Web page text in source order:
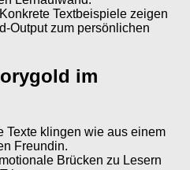
Textbeispiele zeigen
Output zum persönlichen
im
Texte klingen wie aus einem
Freundin.
Brücken zu Lesern